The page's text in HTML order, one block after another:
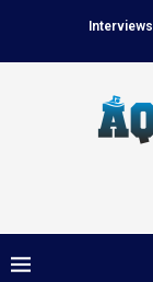
Interviews